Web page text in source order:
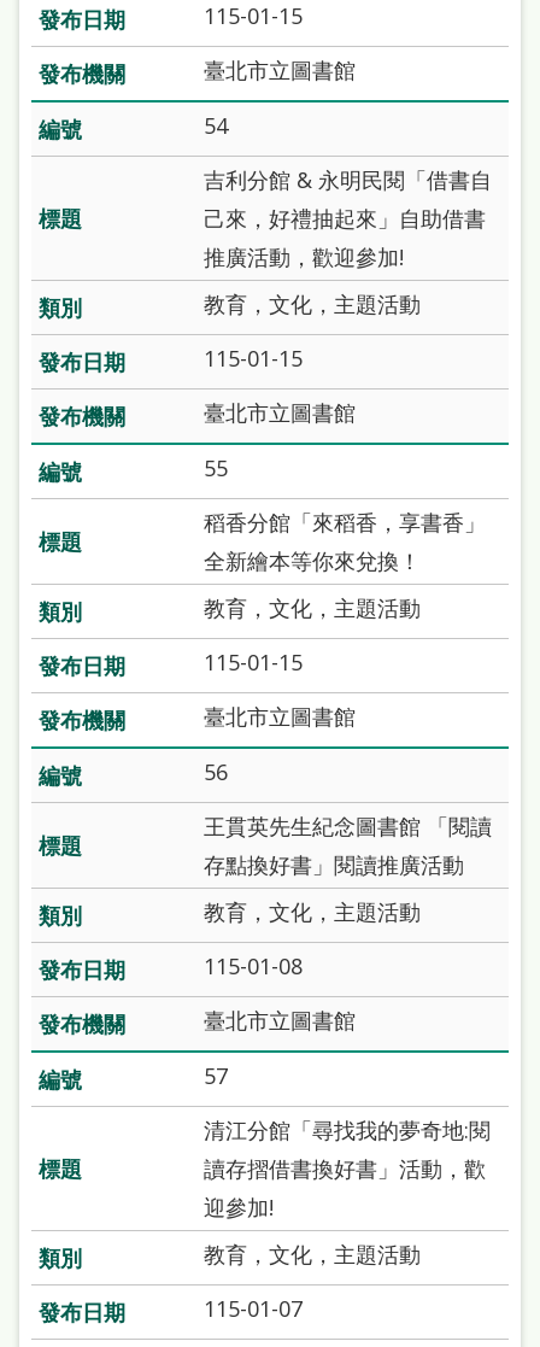
115-01-15
臺北市立圖書館
54
吉利分館 & 永明民閱「借書自
己來，好禮抽起來」自助借書
推廣活動，歡迎參加!
教育，文化，主題活動
115-01-15
臺北市立圖書館
55
稻香分館「來稻香，享書香」
全新繪本等你來兌換！
教育，文化，主題活動
115-01-15
臺北市立圖書館
56
王貫英先生紀念圖書館 「閱讀
存點換好書」閱讀推廣活動
教育，文化，主題活動
115-01-08
臺北市立圖書館
57
清江分館「尋找我的夢奇地:閱
讀存摺借書換好書」活動，歡
迎參加!
教育，文化，主題活動
115-01-07